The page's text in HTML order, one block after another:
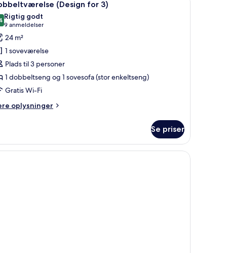
5 (Design for 3)
ud af 10
Rigtig godt
9 anmeldelser
(9
anmeldelser)
24 m²
1 soveværelse
Plads til 3 personer
1 dobbeltseng og 1 sovesofa (stor enkeltseng)
Gratis Wi-Fi
oplysninger
Se priser
med en lampe og et billede på væggen.